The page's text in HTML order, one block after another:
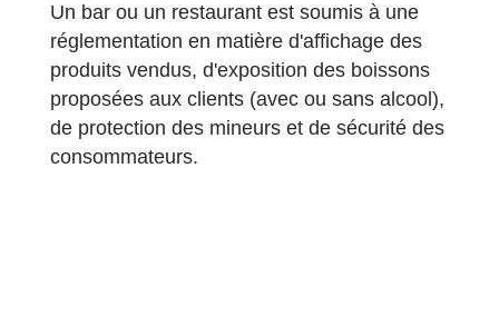
Un bar ou un restaurant est soumis à une
réglementation en matière d'affichage des
produits vendus, d'exposition des boissons
proposées aux clients (avec ou sans alcool),
de protection des mineurs et de sécurité des
consommateurs.